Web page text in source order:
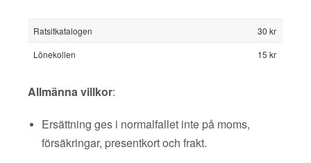
Ratsitkatalogen
30 kr
Lönekollen
15 kr
Allmänna villkor:
Ersättning ges i normalfallet inte på moms,
försäkringar, presentkort och frakt.